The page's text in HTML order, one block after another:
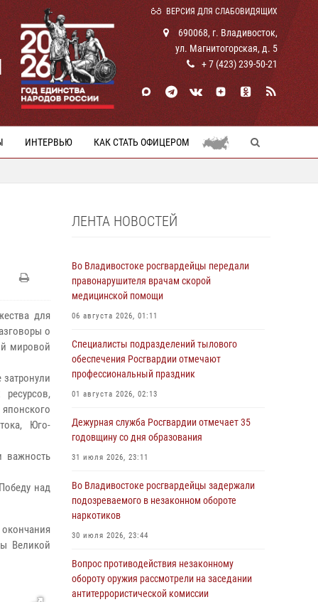
ВЕРСИЯ ДЛЯ СЛАБОВИДЯЩИХ
690068, г. Владивосток,
ул. Магнитогорская, д. 5
+ 7 (423) 239-50-21
ИНТЕРВЬЮ КАК СТАТЬ ОФИЦЕРОМ
для
о
мировой
Юго-
важность
над
Великой
ЛЕНТА НОВОСТЕЙ
Во Владивостоке росгвардейцы передали
правонарушителя врачам скорой
медицинской помощи
06 августа 2026, 01:11
Специалисты подразделений тылового
обеспечения Росгвардии отмечают
профессиональный праздник
01 августа 2026, 02:13
Дежурная служба Росгвардии отмечает 35
годовщину со дня образования
31 июля 2026, 23:11
Во Владивостоке росгвардейцы задержали
подозреваемого в незаконном обороте
наркотиков
30 июля 2026, 23:44
Вопрос противодействия незаконному
обороту оружия рассмотрели на заседании
антитеррористической комиссии